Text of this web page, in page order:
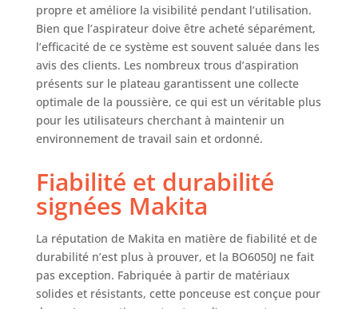
propre et améliore la visibilité pendant l’utilisation.
Bien que l’aspirateur doive être acheté séparément,
l’efficacité de ce système est souvent saluée dans les
avis des clients. Les nombreux trous d’aspiration
présents sur le plateau garantissent une collecte
optimale de la poussière, ce qui est un véritable plus
pour les utilisateurs cherchant à maintenir un
environnement de travail sain et ordonné.
Fiabilité et durabilité
signées Makita
La réputation de Makita en matière de fiabilité et de
durabilité n’est plus à prouver, et la BO6050J ne fait
pas exception. Fabriquée à partir de matériaux
solides et résistants, cette ponceuse est conçue pour